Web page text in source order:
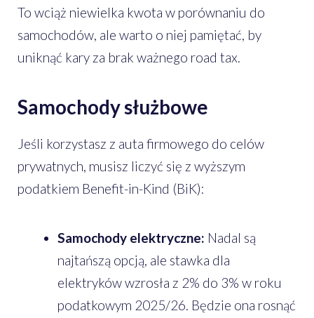
To wciąż niewielka kwota w porównaniu do
samochodów, ale warto o niej pamiętać, by
uniknąć kary za brak ważnego road tax.
Samochody służbowe
Jeśli korzystasz z auta firmowego do celów
prywatnych, musisz liczyć się z wyższym
podatkiem Benefit-in-Kind (BiK):
Samochody elektryczne: Nadal są
najtańszą opcją, ale stawka dla
elektryków wzrosła z 2% do 3% w roku
podatkowym 2025/26. Będzie ona rosnąć